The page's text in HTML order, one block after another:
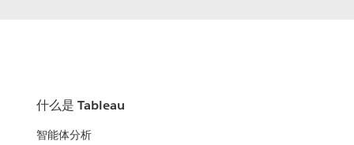
什么是 Tableau
智能体分析